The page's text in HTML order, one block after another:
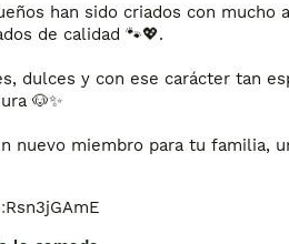
han sido criados con
de calidad 🐾💖.
dulces y con ese carácter tan
🐶✨
nuevo miembro para tu familia,
:Rsn3jGAmE